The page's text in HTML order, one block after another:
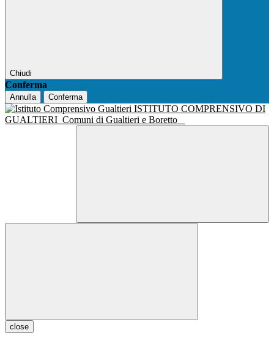
Chiudi
Conferma
Annulla Conferma
ISTITUTO COMPRENSIVO DI
GUALTIERI Comuni di Gualtieri e Boretto
close